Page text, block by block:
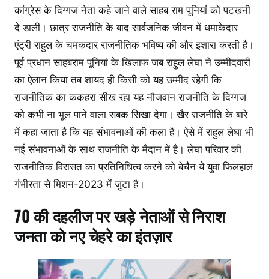
कांग्रेस के दिग्गज नेता कहे जाने वाले साहब राम पूनियां को पटखनी
दे डाली। छात्र राजनीति के बाद सार्वजनिक जीवन में धमाकेदार
एंट्री राहुल के चमकदार राजनीतिक भविष्य की और इशारा करती है।
पूर्व प्रधान साहबराम पूनियां के खिलाफ जब राहुल लेघा ने उम्मीदवारी
का ऐलान किया तब शायद ही किसी को यह उम्मीद रहेगी कि
राजनीतिक का ककहरा सीख रहा यह नौजवान राजनीति के दिग्गज
को कभी ना भूल पाने वाला सबक सिखा देगा। खैर राजनीति के बारे
में कहा जाता है कि यह संभावनाओं की कला है। ऐसे में राहुल लेघा भी
नई संभावनाओं के साथ राजनीति के मैदान में है। लेघा परिवार की
राजनीतिक विरासत का प्रतिनिधित्व करने को बेचैन ये युवा फिलहाल
गंभीरता से मिशन-2023 में जुटा है।
70 की दहलीज पर खड़े नेताओं से निराश
जनता को नए चेहरे का इंतज़ार